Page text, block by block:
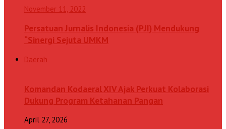
November 11, 2022
Persatuan Jurnalis Indonesia (PJI) Mendukung
“Sinergi Sejuta UMKM
Daerah
Komandan Kodaeral XIV Ajak Perkuat Kolaborasi
Dukung Program Ketahanan Pangan
April 27, 2026